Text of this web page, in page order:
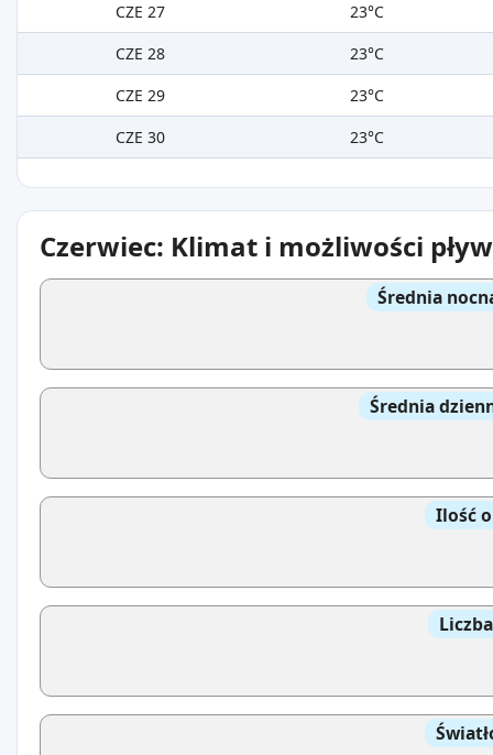
CZE 27
23°C
CZE 28
23°C
CZE 29
23°C
CZE 30
23°C
Czerwiec: Klimat i możliwości
Średnia
Średnia
Ilość